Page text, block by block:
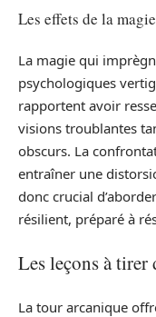
Les effets de la
La magie qui
psychologiques
rapportent avoir
visions troublantes
obscurs. La
entraîner une
donc crucial
résilient, préparé à
Les leçons à tirer
La tour arcanique